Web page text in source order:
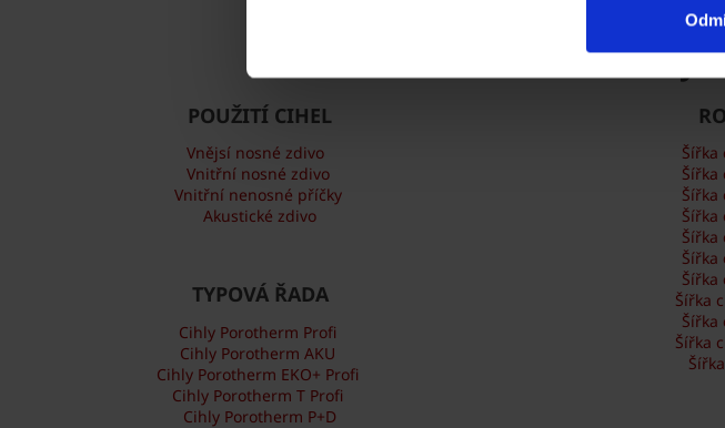
Cihly
POUŽITÍ CIHEL
Vnějsí nosné zdivo
Vnitřní nosné zdivo
Vnitřní nenosné příčky
Akustické zdivo
TYPOVÁ ŘADA
Cihly Porotherm Profi
Cihly Porotherm AKU
Cihly Porotherm EKO+ Profi
Cihly Porotherm T Profi
Cihly Porotherm P+D
Šířka
Šířka
Šířka
Šířka
Šířka
Šířka
Šířka
Šířka
Šířka
Šířka